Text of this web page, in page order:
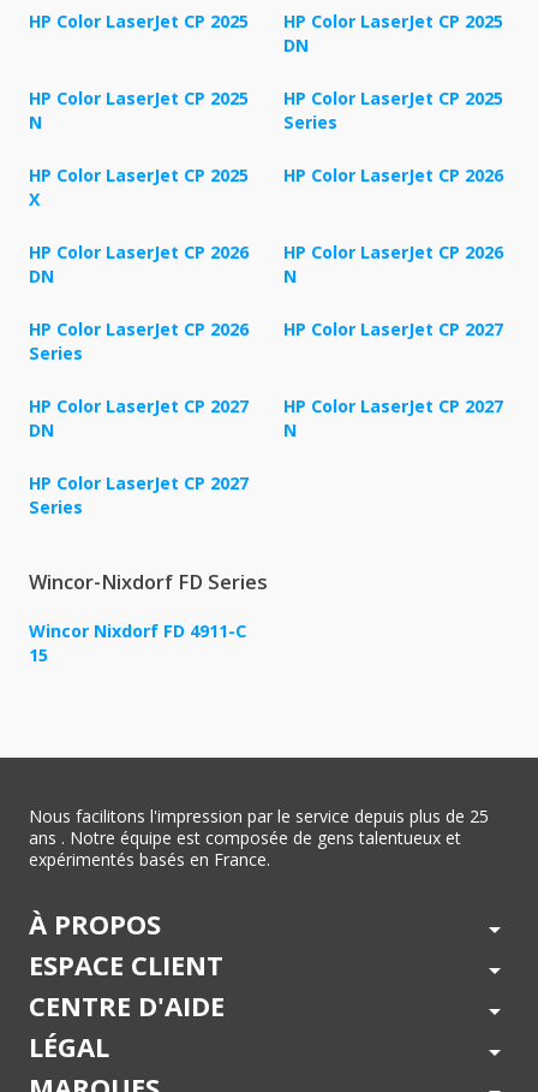
HP Color LaserJet CP 2025
HP Color LaserJet CP 2025
DN
HP Color LaserJet CP 2025
N
HP Color LaserJet CP 2025
Series
HP Color LaserJet CP 2025
X
HP Color LaserJet CP 2026
HP Color LaserJet CP 2026
DN
HP Color LaserJet CP 2026
N
HP Color LaserJet CP 2026
Series
HP Color LaserJet CP 2027
HP Color LaserJet CP 2027
DN
HP Color LaserJet CP 2027
N
HP Color LaserJet CP 2027
Series
Wincor-Nixdorf FD Series
Wincor Nixdorf FD 4911-C
15
Nous facilitons l'impression par le service depuis plus de 25
ans . Notre équipe est composée de gens talentueux et
expérimentés basés en France.
À PROPOS arrow_drop_down
ESPACE CLIENT arrow_drop_down
CENTRE D'AIDE arrow_drop_down
LÉGAL arrow_drop_down